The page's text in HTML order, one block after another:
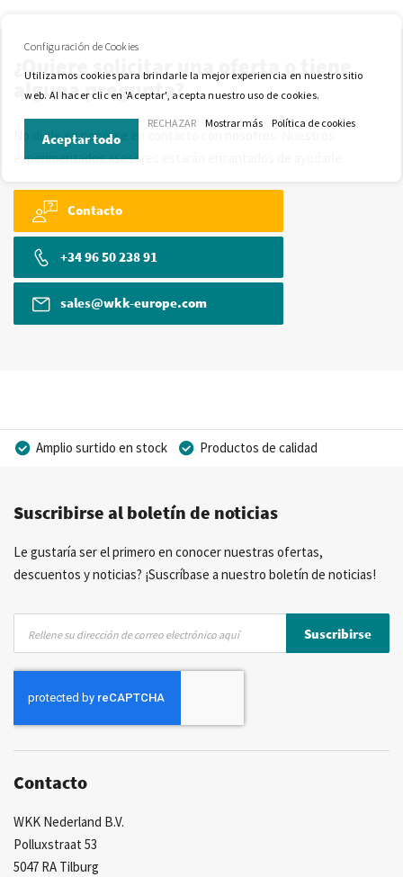
¿Quiere solicitar una oferta o tiene
alguna pregunta?
No dude en ponerse en contacto con nosotros. Nuestros
experimentados asesores estarán encantados de ayudarle.
Contacto
+34 96 50 238 91
sales@wkk-europe.com
Amplio surtido en stock
Productos de calidad
Asesoramiento personal
Más de 40 años de experiencia
Posibilidad de crear marca privada
Suscribirse al boletín de noticias
Le gustaría ser el primero en conocer nuestras ofertas,
descuentos y noticias? ¡Suscríbase a nuestro boletín de noticias!
nuestro
boletín
Suscribirse
Contacto
WKK Nederland B.V.
Polluxstraat 53
5047 RA Tilburg
Configuración de Cookies
Utilizamos cookies para brindarle la mejor experiencia en nuestro sitio
web. Al hacer clic en 'Aceptar', acepta nuestro uso de cookies.
Aceptar todo
RECHAZAR Mostrar más Política de cookies